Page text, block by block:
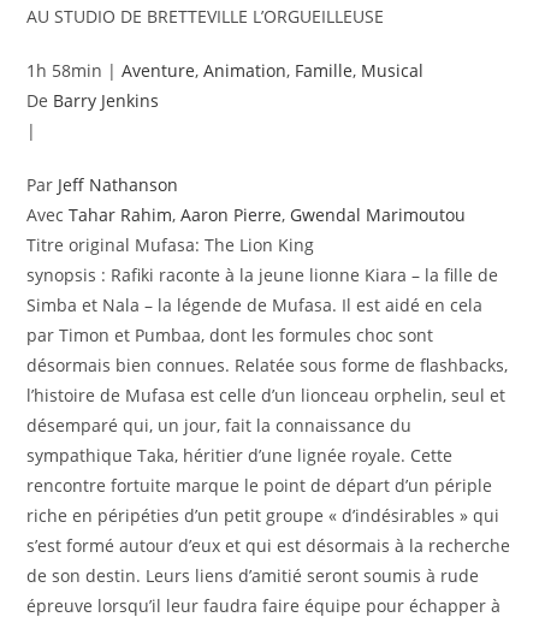
AU STUDIO DE BRETTEVILLE L’ORGUEILLEUSE
1h 58min | Aventure,Animation, Famille, Musical
De Barry Jenkins
|
Par Jeff Nathanson
Avec Tahar Rahim,Aaron Pierre, Gwendal Marimoutou
Titre original Mufasa: The Lion King
synopsis : Rafiki raconte à la jeune lionne Kiara – la fille de
Simba et Nala – la légende de Mufasa. Il est aidé en cela
par Timon et Pumbaa, dont les formules choc sont
désormais bien connues. Relatée sous forme de flashbacks,
l’histoire de Mufasa est celle d’un lionceau orphelin, seul et
désemparé qui, un jour, fait la connaissance du
sympathique Taka, héritier d’une lignée royale. Cette
rencontre fortuite marque le point de départ d’un périple
riche en péripéties d’un petit groupe « d’indésirables » qui
s’est formé autour d’eux et qui est désormais à la recherche
de son destin. Leurs liens d’amitié seront soumis à rude
épreuve lorsqu’il leur faudra faire équipe pour échapper à